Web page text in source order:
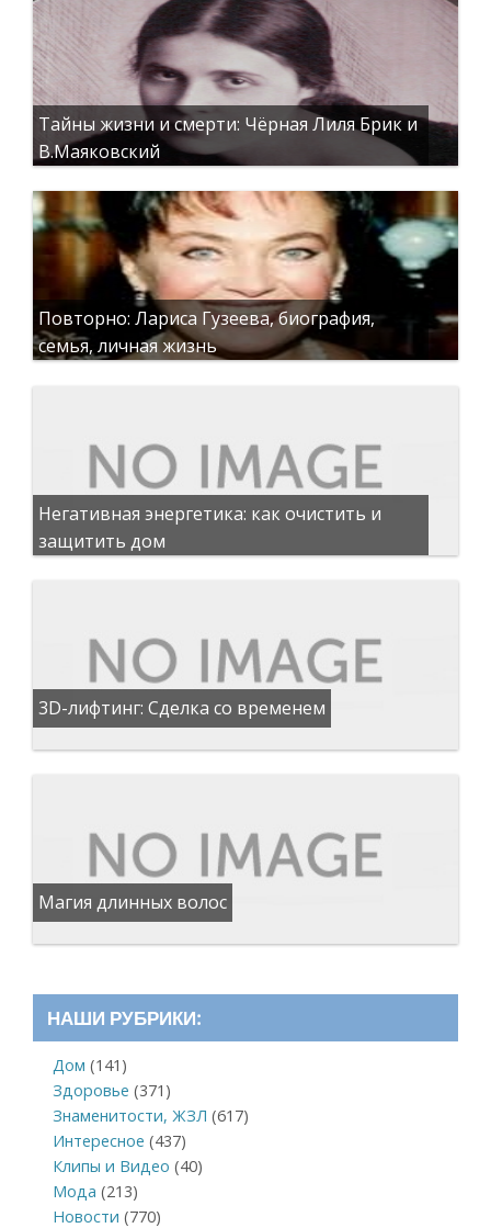
Тайны жизни и смерти: Чёрная Лиля Брик и
В.Маяковский
Повторно: Лариса Гузеева, биография,
семья, личная жизнь
Негативная энергетика: как очистить и
защитить дом
3D-лифтинг: Сделка со временем
Магия длинных волос
НАШИ РУБРИКИ:
Дом (141)
Здоровье (371)
Знаменитости, ЖЗЛ (617)
Интересное (437)
Клипы и Видео (40)
Мода (213)
Новости (770)